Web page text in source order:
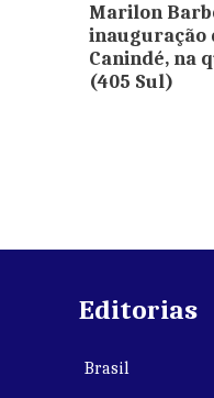
Marilon
inauguração
Canindé, na
(405 Sul)
Editorias
Brasil